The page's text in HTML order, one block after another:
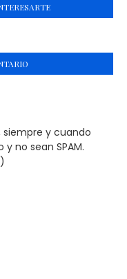
y cuando
no sean SPAM.